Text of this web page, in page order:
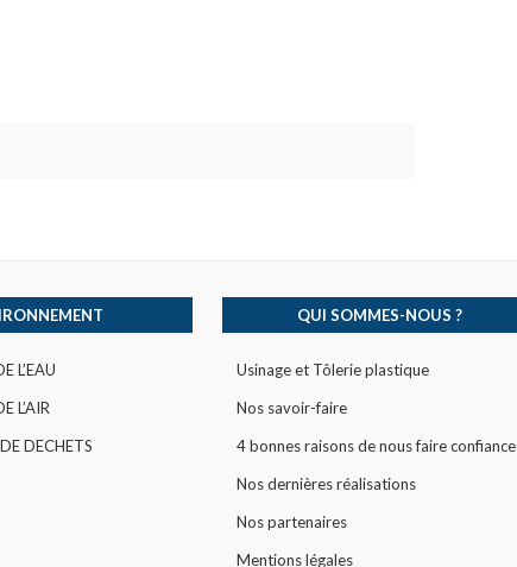
L’EAU
L’AIR
DECHETS
QUI SOMMES-NOUS ?
Usinage et Tôlerie plastique
Nos savoir-faire
4 bonnes raisons de nous faire confiance
Nos dernières réalisations
Nos partenaires
Mentions légales